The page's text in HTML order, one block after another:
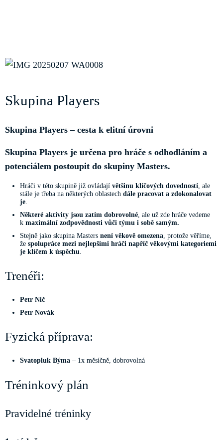
Skupina Players
Skupina Players – cesta k elitní úrovni
Skupina Players je určena pro hráče s odhodláním a
potenciálem postoupit do skupiny Masters.
Hráči v této skupině již ovládají většinu klíčových dovedností , ale
stále je třeba na některých oblastech dále pracovat a zdokonalovat
je
Některé aktivity jsou zatím dobrovolné , ale už zde hráče vedeme
k maximální zodpovědnosti vůči týmu i sobě samým.
Stejně jako skupina Masters není věkově omezena , protože věříme,
že spolupráce mezi nejlepšími hráči napříč věkovými kategoriemi
je klíčem k úspěchu
Trenéři:
Petr Nič
Petr Novák
Fyzická příprava:
Svatopluk Býma – 1x měsíčně, dobrovolná
Tréninkový plán
Pravidelné tréninky